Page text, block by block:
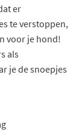
er
te verstoppen,
voor je hond!
als
je de snoepjes